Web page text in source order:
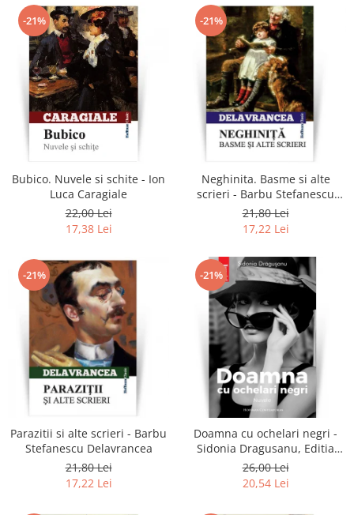
-21%
Bubico. Nuvele si schite - Ion
Luca Caragiale
22,00 Lei
17,38 Lei
-21%
Neghinita. Basme si alte
scrieri - Barbu Stefanescu
Delavrancea
21,80 Lei
17,22 Lei
-21%
Parazitii si alte scrieri - Barbu
Stefanescu Delavrancea
21,80 Lei
17,22 Lei
-21%
Doamna cu ochelari negri -
Sidonia Dragusanu, Editia
2020
26,00 Lei
20,54 Lei